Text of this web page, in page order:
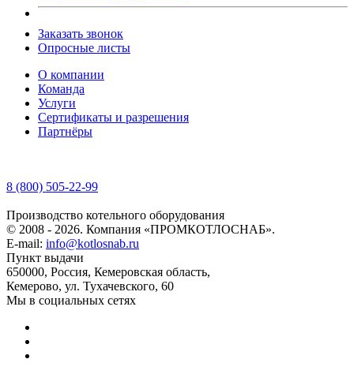
Заказать звонок
Опросные листы
О компании
Команда
Услуги
Сертификаты и разрешения
Партнёры
8 (800) 505-22-99
Производство котельного оборудования
© 2008 - 2026. Компания «ПРОМКОТЛОСНАБ».
E-mail: info@kotlosnab.ru
Пункт выдачи
650000, Россия, Кемеровская область,
Кемерово, ул. Тухачевского, 60
Мы в социальных сетях